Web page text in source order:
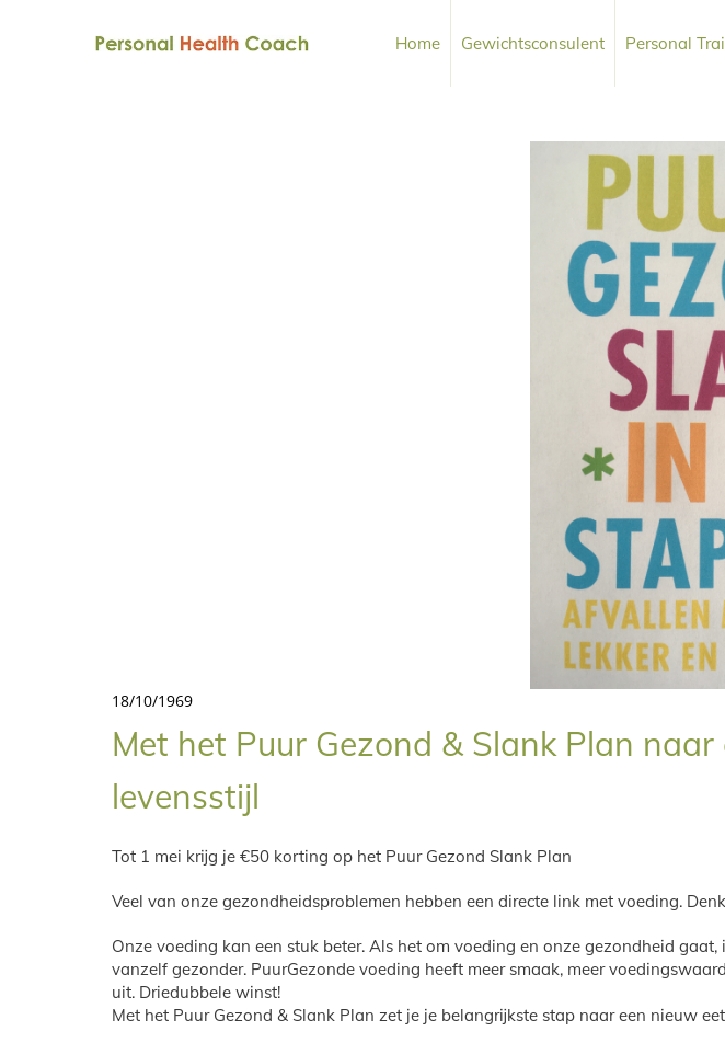
Home Gewichtsconsulent Personal
18/10/1969
Met het Puur Gezond & Slank Plan
levensstijl
Tot 1 mei krijg je €50 korting op het Puur Gezond Slank Plan
Veel van onze gezondheidsproblemen hebben een directe link met voeding.
Onze voeding kan een stuk beter. Als het om voeding en onze gezondheid
vanzelf gezonder. PuurGezonde voeding heeft meer smaak, meer
uit. Driedubbele winst!
Met het Puur Gezond & Slank Plan zet je je belangrijkste stap naar een nieuw